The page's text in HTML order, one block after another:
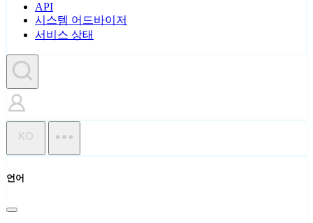
API
시스템 어드바이저
서비스 상태
KO
언어